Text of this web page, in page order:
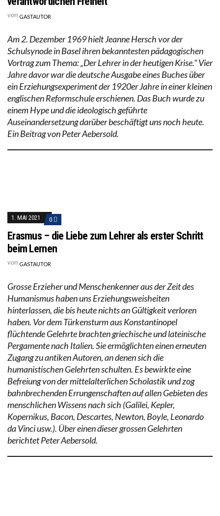
von GASTAUTOR
Am 2. Dezember 1969 hielt Jeanne Hersch vor der
Schulsynode in Basel ihren bekanntesten pädagogischen
Vortrag zum Thema: „Der Lehrer in der heutigen Krise.“ Vier
Jahre davor war die deutsche Ausgabe eines Buches über
ein Erziehungsexperiment der 1920er Jahre in einer kleinen
englischen Reformschule erschienen. Das Buch wurde zu
einem Hype und die ideologisch geführte
Auseinandersetzung darüber beschäftigt uns noch heute.
Ein Beitrag von Peter Aebersold.
1. MAI 2021 0
Erasmus – die Liebe zum Lehrer als erster Schritt
beim Lernen
von GASTAUTOR
Grosse Erzieher und Menschenkenner aus der Zeit des
Humanismus haben uns Erziehungsweisheiten
hinterlassen, die bis heute nichts an Gültigkeit verloren
haben. Vor dem Türkensturm aus Konstantinopel
flüchtende Gelehrte brachten griechische und lateinische
Pergamente nach Italien. Sie ermöglichten einen erneuten
Zugang zu antiken Autoren, an denen sich die
humanistischen Gelehrten schulten. Es bewirkte eine
Befreiung von der mittelalterlichen Scholastik und zog
bahnbrechenden Errungenschaften auf allen Gebieten des
menschlichen Wissens nach sich (Galilei, Kepler,
Kopernikus, Bacon, Descartes, Newton, Boyle, Leonardo
da Vinci usw.). Über einen dieser grossen Gelehrten
berichtet Peter Aebersold.